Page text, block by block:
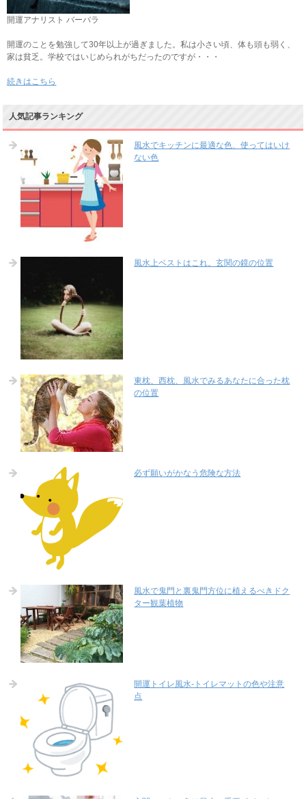
開運アナリスト バーバラ
開運のことを勉強して30年以上が過ぎました。私は小さい頃、体も頭も弱く、
家は貧乏。学校ではいじめられがちだったのですが・・・
続きはこちら
人気記事ランキング
風水でキッチンに最適な色、使ってはいけ
ない色
風水上ベストはこれ。玄関の鏡の位置
東枕、西枕、風水でみるあなたに合った枕
の位置
必ず願いがかなう危険な方法
風水で鬼門と裏鬼門方位に植えるべきドク
ター観葉植物
開運トイレ風水-トイレマットの色や注意
点